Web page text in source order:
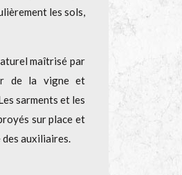
les sols,
maîtrisé par
de la vigne et
sarments et les
sur place et
auxiliaires.